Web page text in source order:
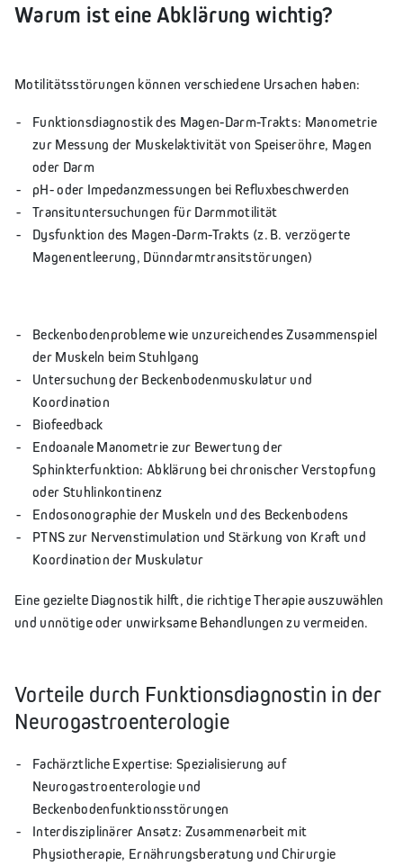
Warum ist eine Abklärung wichtig?
Motilitätsstörungen können verschiedene Ursachen haben:
Funktionsdiagnostik des Magen-Darm-Trakts: Manometrie
zur Messung der Muskelaktivität von Speiseröhre, Magen
oder Darm
pH- oder Impedanzmessungen bei Refluxbeschwerden
Transituntersuchungen für Darmmotilität
Dysfunktion des Magen-Darm-Trakts (z. B. verzögerte
Magenentleerung, Dünndarmtransitstörungen)
Beckenbodenprobleme wie unzureichendes Zusammenspiel
der Muskeln beim Stuhlgang
Untersuchung der Beckenbodenmuskulatur und
Koordination
Biofeedback
Endoanale Manometrie zur Bewertung der
Sphinkterfunktion: Abklärung bei chronischer Verstopfung
oder Stuhlinkontinenz
Endosonographie der Muskeln und des Beckenbodens
PTNS zur Nervenstimulation und Stärkung von Kraft und
Koordination der Muskulatur
Eine gezielte Diagnostik hilft, die richtige Therapie auszuwählen
und unnötige oder unwirksame Behandlungen zu vermeiden.
Vorteile durch Funktionsdiagnostin in der
Neurogastroenterologie
Fachärztliche Expertise: Spezialisierung auf
Neurogastroenterologie und
Beckenbodenfunktionsstörungen
Interdisziplinärer Ansatz: Zusammenarbeit mit
Physiotherapie, Ernährungsberatung und Chirurgie